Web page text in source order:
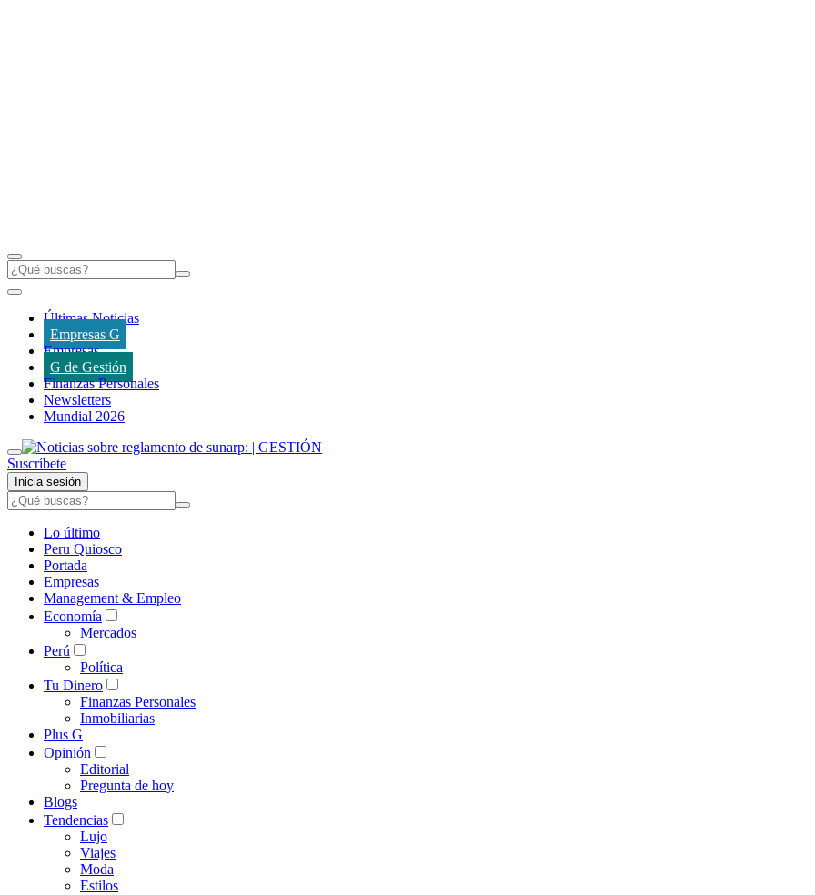
Últimas Noticias
Empresas G
Empresas
G de Gestión
Finanzas Personales
Newsletters
Mundial 2026
Suscríbete
Inicia sesión
Lo último
Peru Quiosco
Portada
Empresas
Management & Empleo
Economía
Mercados
Perú
Política
Tu Dinero
Finanzas Personales
Inmobiliarias
Plus G
Opinión
Editorial
Pregunta de hoy
Blogs
Tendencias
Lujo
Viajes
Moda
Estilos